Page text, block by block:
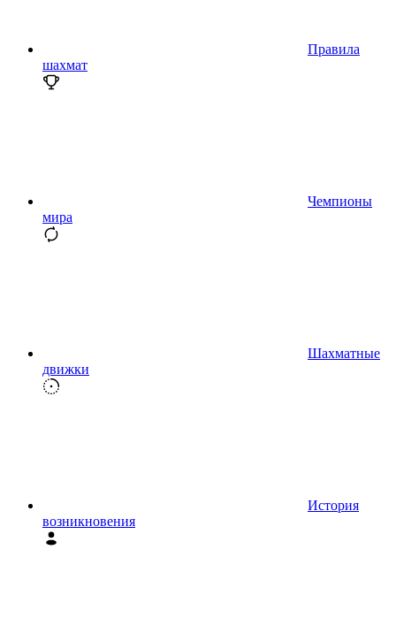
Правила
шахмат
Чемпионы
мира
Шахматные
движки
История
возникновения